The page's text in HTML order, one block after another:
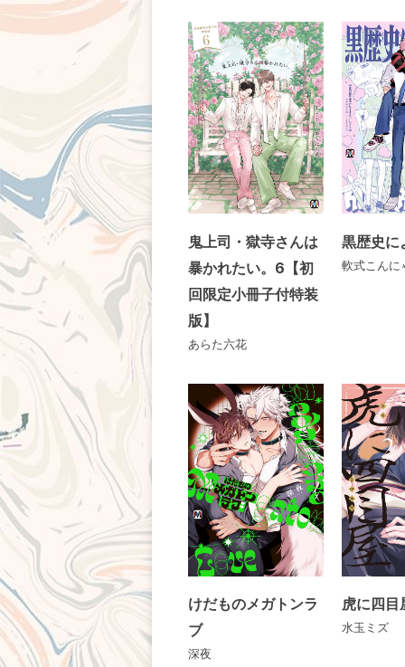
鬼上司・獄寺さんは
暴かれたい。6【初
回限定小冊子付特装
版】
あらた六花
黒歴史に
軟式こんに
けだものメガトンラ
ブ
深夜
虎に四目
水玉ミズ